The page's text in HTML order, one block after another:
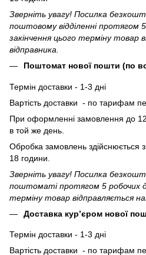
Зверніть увагу! Посилка
поштовому відділенні протягом 5
закінчення цього терміну товар
відправника.
Поштомат нової пошти (по
Термін доставки - 1-3 дні
Вартість доставки - по тарифам
При оформленні замовлення до
в той же день.
Обробка замовлень здійснюється
18 години.
Зверніть увагу! Посилка
поштоматі протягом 5 робочих
терміну товар відправляється
Доставка кур’єром нової
Термін доставки - 1-3 дні
Вартість доставки - по тарифам